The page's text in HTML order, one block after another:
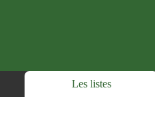
Les listes